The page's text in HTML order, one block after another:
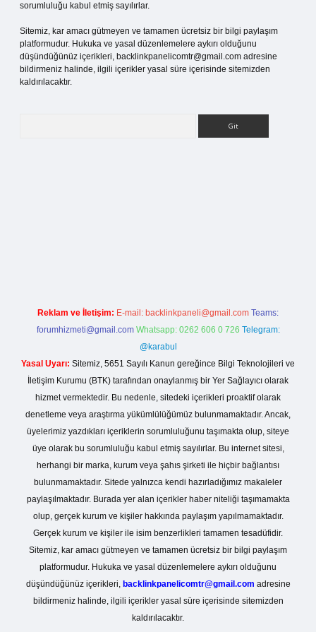
sorumluluğu kabul etmiş sayılırlar.
Sitemiz, kar amacı gütmeyen ve tamamen ücretsiz bir bilgi paylaşım
platformudur. Hukuka ve yasal düzenlemelere aykırı olduğunu
düşündüğünüz içerikleri, backlinkpanelicomtr@gmail.com adresine
bildirmeniz halinde, ilgili içerikler yasal süre içerisinde sitemizden
kaldırılacaktır.
Reklam ve İletişim: E-mail: backlinkpaneli@gmail.com Teams:
forumhizmeti@gmail.com Whatsapp: 0262 606 0 726 Telegram:
@karabul
Yasal Uyarı: Sitemiz, 5651 Sayılı Kanun gereğince Bilgi Teknolojileri ve
İletişim Kurumu (BTK) tarafından onaylanmış bir Yer Sağlayıcı olarak
hizmet vermektedir. Bu nedenle, sitedeki içerikleri proaktif olarak
denetleme veya araştırma yükümlülüğümüz bulunmamaktadır. Ancak,
üyelerimiz yazdıkları içeriklerin sorumluluğunu taşımakta olup, siteye
üye olarak bu sorumluluğu kabul etmiş sayılırlar. Bu internet sitesi,
herhangi bir marka, kurum veya şahıs şirketi ile hiçbir bağlantısı
bulunmamaktadır. Sitede yalnızca kendi hazırladığımız makaleler
paylaşılmaktadır. Burada yer alan içerikler haber niteliği taşımamakta
olup, gerçek kurum ve kişiler hakkında paylaşım yapılmamaktadır.
Gerçek kurum ve kişiler ile isim benzerlikleri tamamen tesadüfidir.
Sitemiz, kar amacı gütmeyen ve tamamen ücretsiz bir bilgi paylaşım
platformudur. Hukuka ve yasal düzenlemelere aykırı olduğunu
düşündüğünüz içerikleri, backlinkpanelicomtr@gmail.com adresine
bildirmeniz halinde, ilgili içerikler yasal süre içerisinde sitemizden
kaldırılacaktır.